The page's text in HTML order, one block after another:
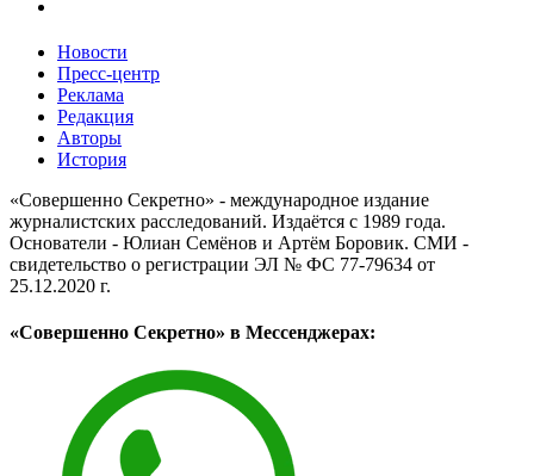
Новости
Пресс-центр
Реклама
Редакция
Авторы
История
«Совершенно Секретно» - международное издание
журналистских расследований. Издаётся с 1989 года.
Основатели - Юлиан Семёнов и Артём Боровик. CМИ -
свидетельство о регистрации ЭЛ № ФС 77-79634 от
25.12.2020 г.
«Совершенно Секретно» в Мессенджерах: